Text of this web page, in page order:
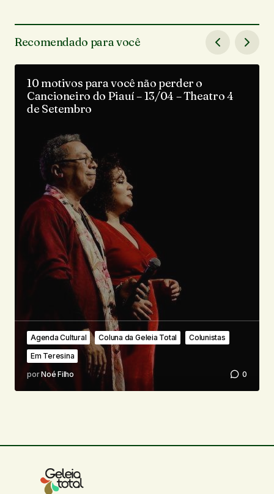
Recomendado para você
10 motivos para você não perder o
Cancioneiro do Piauí – 13/04 – Theatro 4
de Setembro
Agenda Cultural Coluna da Geleia Total
Colunistas
Em Teresina
porNoé Filho 0